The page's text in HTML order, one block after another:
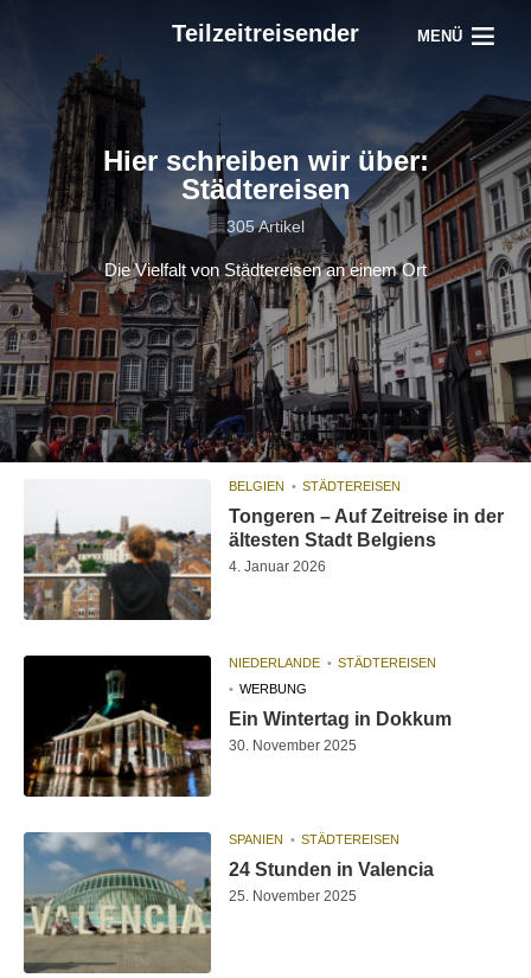
Teilzeitreisender MENÜ
Hier schreiben wir über:
Städtereisen
305 Artikel
Die Vielfalt von Städtereisen an einem Ort
BELGIEN STÄDTEREISEN
Tongeren – Auf Zeitreise in der
ältesten Stadt Belgiens
4. Januar 2026
NIEDERLANDE
STÄDTEREISEN
WERBUNG
Ein Wintertag in Dokkum
30. November 2025
SPANIEN STÄDTEREISEN
24 Stunden in Valencia
25. November 2025